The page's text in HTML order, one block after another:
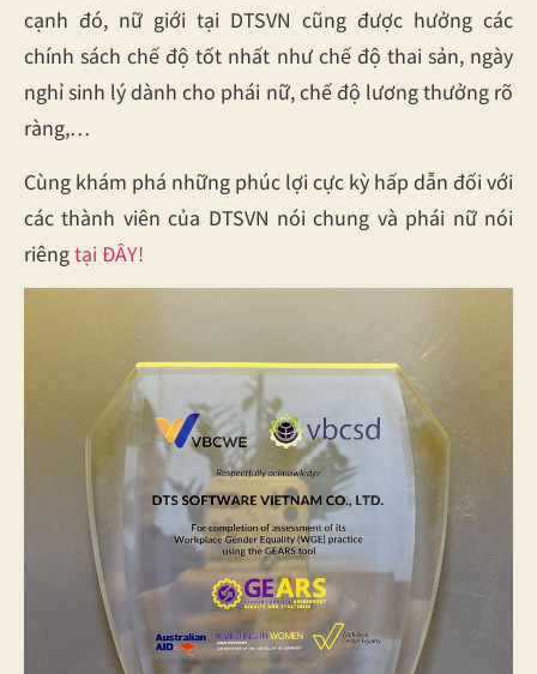
cạnh đó, nữ giới tại DTSVN cũng được hưởng các
chính sách chế độ tốt nhất như chế độ thai sản, ngày
nghỉ sinh lý dành cho phái nữ, chế độ lương thưởng rõ
ràng,…
Cùng khám phá những phúc lợi cực kỳ hấp dẫn đối với
các thành viên của DTSVN nói chung và phái nữ nói
riêngtại ĐÂY!